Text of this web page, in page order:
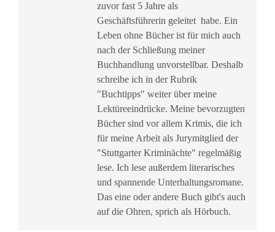
zuvor fast 5 Jahre als
Geschäftsführerin geleitet habe. Ein
Leben ohne Bücher ist für mich auch
nach der Schließung meiner
Buchhandlung unvorstellbar. Deshalb
schreibe ich in der Rubrik
"Buchtipps" weiter über meine
Lektüreeindrücke. Meine bevorzugten
Bücher sind vor allem Krimis, die ich
für meine Arbeit als Jurymitglied der
"Stuttgarter Kriminächte" regelmäßig
lese. Ich lese außerdem literarisches
und spannende Unterhaltungsromane.
Das eine oder andere Buch gibt's auch
auf die Ohren, sprich als Hörbuch.